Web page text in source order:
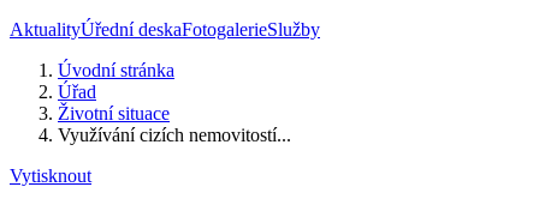
AktualityÚřední deskaFotogalerieSlužby
Úvodní stránka
Úřad
Životní situace
Využívání cizích nemovitostí...
Vytisknout